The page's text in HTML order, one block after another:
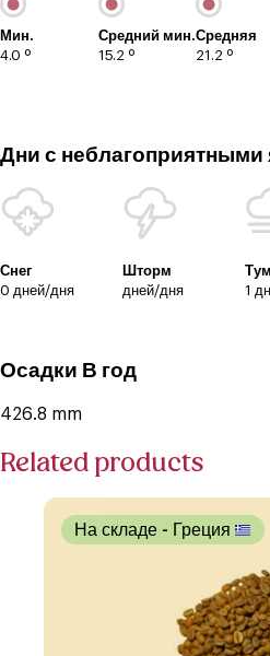
Мин.
4.0 º
Средний мин.
15.2 º
Средняя
21.2 º
Дни с неблагоприятными
Снег
0 дней/дня
Шторм
дней/дня
1
Осадки В год
426.8 mm
Related products
На складе - Греция